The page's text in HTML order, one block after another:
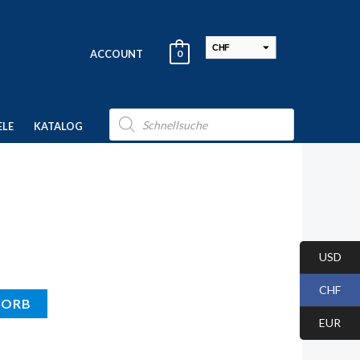
ACCOUNT 0
CHF
KATALOG
Products
search
USD
CHF
EUR